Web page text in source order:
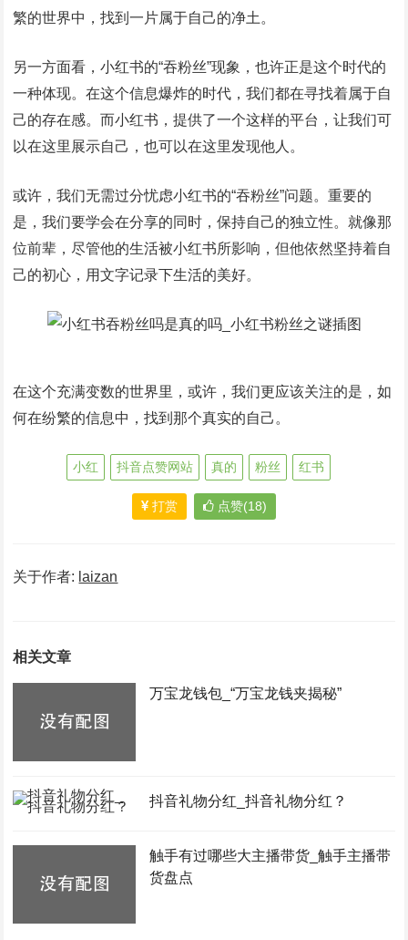
繁的世界中，找到一片属于自己的净土。
另一方面看，小红书的“吞粉丝”现象，也许正是这个时代的
一种体现。在这个信息爆炸的时代，我们都在寻找着属于自
己的存在感。而小红书，提供了一个这样的平台，让我们可
以在这里展示自己，也可以在这里发现他人。
或许，我们无需过分忧虑小红书的“吞粉丝”问题。重要的
是，我们要学会在分享的同时，保持自己的独立性。就像那
位前辈，尽管他的生活被小红书所影响，但他依然坚持着自
己的初心，用文字记录下生活的美好。
在这个充满变数的世界里，或许，我们更应该关注的是，如
何在纷繁的信息中，找到那个真实的自己。
小红 抖音点赞网站 真的 粉丝 红书
打赏 点赞(18)
关于作者: laizan
相关文章
万宝龙钱包_“万宝龙钱夹揭秘”
抖音礼物分红_抖音礼物分红？
触手有过哪些大主播带货_触手主播带
货盘点